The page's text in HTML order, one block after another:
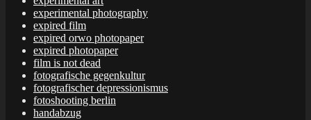
experimental photography
expired film
expired orwo photopaper
expired photopaper
film is not dead
fotografische gegenkultur
fotografischer depressionismus
fotoshooting berlin
handabzug